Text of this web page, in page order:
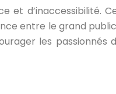
et
entre le grand
les passionnés